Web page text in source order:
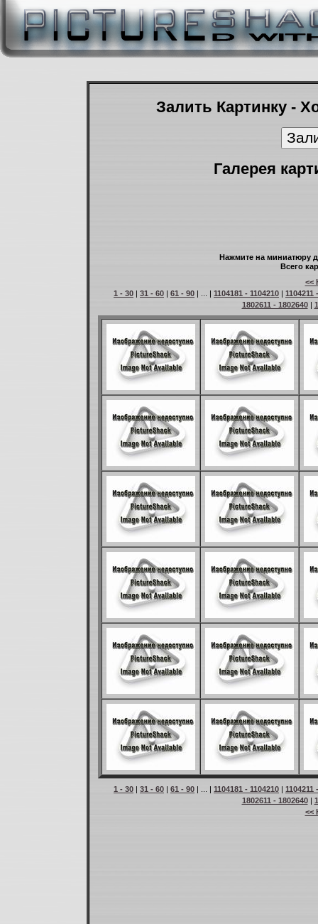
Залить Картинку -
Галерея
Нажмите на миниатюру
Всего
<<
1 - 30 | 31 - 60 | 61 - 90 | ... | 1104181 - 1104210 | 1104211
1802611 - 1802640|
1 - 30 | 31 - 60 | 61 - 90 | ... | 1104181 - 1104210 | 1104211
1802611 - 1802640|
<<